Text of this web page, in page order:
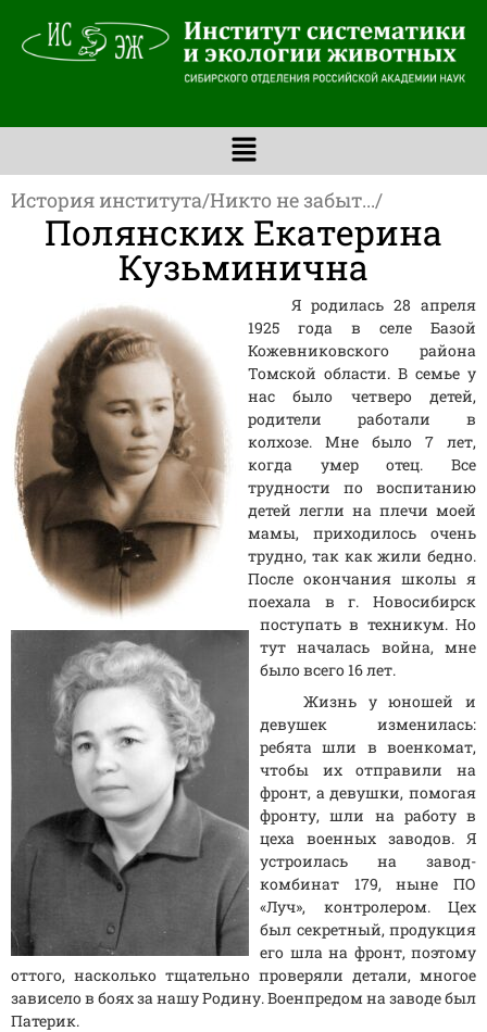
История института/Никто не забыт.../
Полянских Екатерина
Кузьминична
Я родилась 28 апреля
1925 года в селе Базой
Кожевниковского района
Томской области. В семье у
нас было четверо детей,
родители работали в
колхозе. Мне было 7 лет,
когда умер отец. Все
трудности по воспитанию
детей легли на плечи моей
мамы, приходилось очень
трудно, так как жили бедно.
После окончания школы я
поехала в г. Новосибирск
поступать в техникум. Но
тут началась война, мне
было всего 16 лет.
Жизнь у юношей и
девушек изменилась:
ребята шли в военкомат,
чтобы их отправили на
фронт, а девушки, помогая
фронту, шли на работу в
цеха военных заводов. Я
устроилась на завод-
комбинат 179, ныне ПО
«Луч», контролером. Цех
был секретный, продукция
его шла на фронт, поэтому
оттого, насколько тщательно проверяли детали, многое
зависело в боях за нашу Родину. Военпредом на заводе был
Патерик.